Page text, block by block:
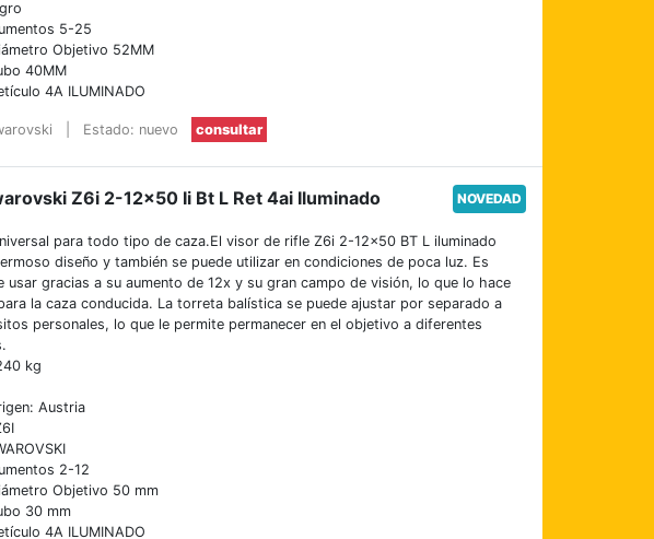
5-25
Objetivo 52MM
40MM
4A ILUMINADO
Estado: nuevo consultar
Z6i 2-12×50 Ii Bt L Ret 4ai Iluminado NOVEDAD
para todo tipo de caza.El visor de rifle Z6i 2-12×50 BT L iluminado
diseño y también se puede utilizar en condiciones de poca luz. Es
usar gracias a su aumento de 12x y su gran campo de visión, lo que lo hace
la caza conducida. La torreta balística se puede ajustar por separado a
personales, lo que le permite permanecer en el objetivo a diferentes
kg
Austria
2-12
Objetivo 50 mm
30 mm
4A ILUMINADO